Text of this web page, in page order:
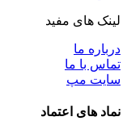
لینک های مفید
درباره ما
تماس با ما
سایت مپ
نماد های اعتماد